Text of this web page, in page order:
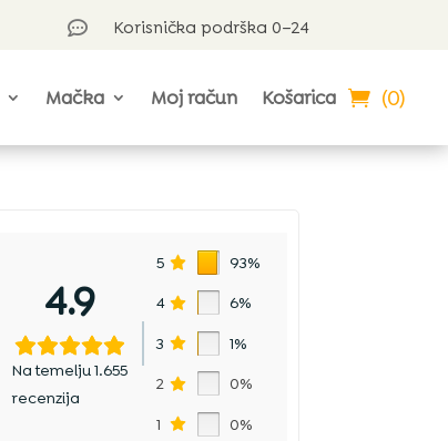
 Korisnička podrška 0–24
Mačka Moj račun Košarica (0)
4.9
Na temelju 1.655
recenzija
5 93%
4 6%
3 1%
2 0%
1 0%